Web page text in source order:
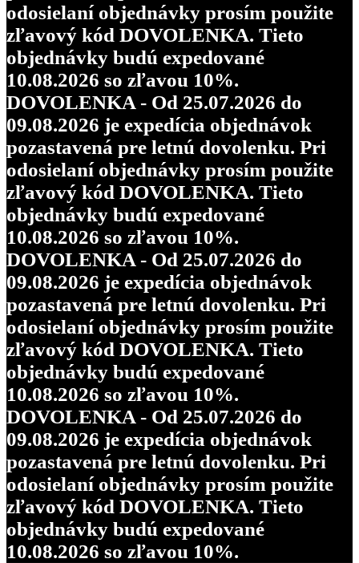
odosielaní objednávky prosím použite
zľavový kód DOVOLENKA. Tieto
objednávky budú expedované
10.08.2026 so zľavou 10%.
DOVOLENKA - Od 25.07.2026 do
09.08.2026 je expedícia objednávok
pozastavená pre letnú dovolenku. Pri
odosielaní objednávky prosím použite
zľavový kód DOVOLENKA. Tieto
objednávky budú expedované
10.08.2026 so zľavou 10%.
DOVOLENKA - Od 25.07.2026 do
09.08.2026 je expedícia objednávok
pozastavená pre letnú dovolenku. Pri
odosielaní objednávky prosím použite
zľavový kód DOVOLENKA. Tieto
objednávky budú expedované
10.08.2026 so zľavou 10%.
DOVOLENKA - Od 25.07.2026 do
09.08.2026 je expedícia objednávok
pozastavená pre letnú dovolenku. Pri
odosielaní objednávky prosím použite
zľavový kód DOVOLENKA. Tieto
objednávky budú expedované
10.08.2026 so zľavou 10%.